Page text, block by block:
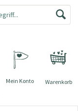
Warenkorb
Mein Konto